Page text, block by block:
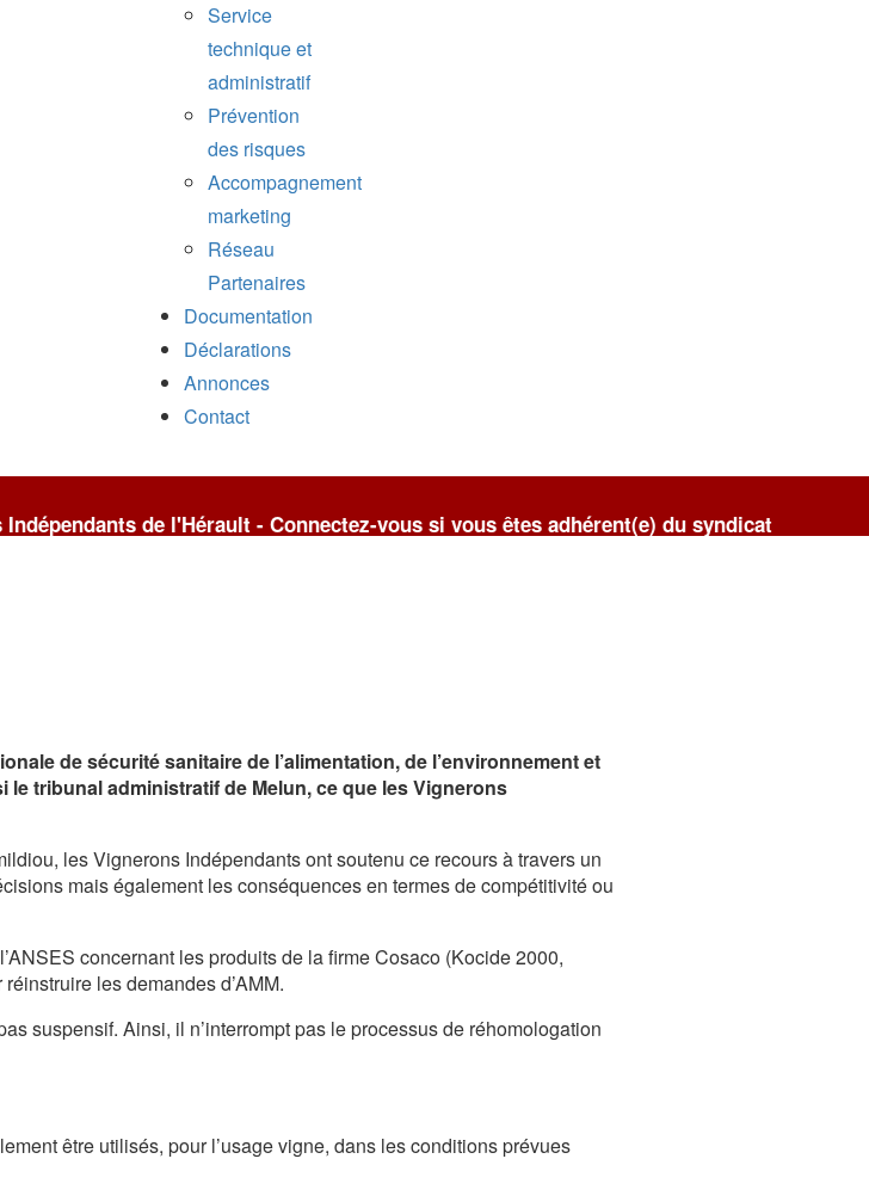
Service
technique et
administratif
Prévention
des risques
Accompagnement
marketing
Réseau
Partenaires
Documentation
Déclarations
Annonces
Contact
de l'Hérault - Connectez-vous si vous êtes adhérent(e) du syndicat
de sécurité sanitaire de l’alimentation, de l’environnement et
le tribunal administratif de Melun, ce que les Vignerons
les Vignerons Indépendants ont soutenu ce recours à travers un
mais également les conséquences en termes de compétitivité ou
concernant les produits de la firme Cosaco (Kocide 2000,
les demandes d’AMM.
suspensif. Ainsi, il n’interrompt pas le processus de réhomologation
être utilisés, pour l’usage vigne, dans les conditions prévues